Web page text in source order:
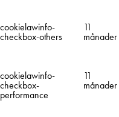
cookielawinfo-
checkbox-others
11
månader
cookielawinfo-
checkbox-
performance
11
månader